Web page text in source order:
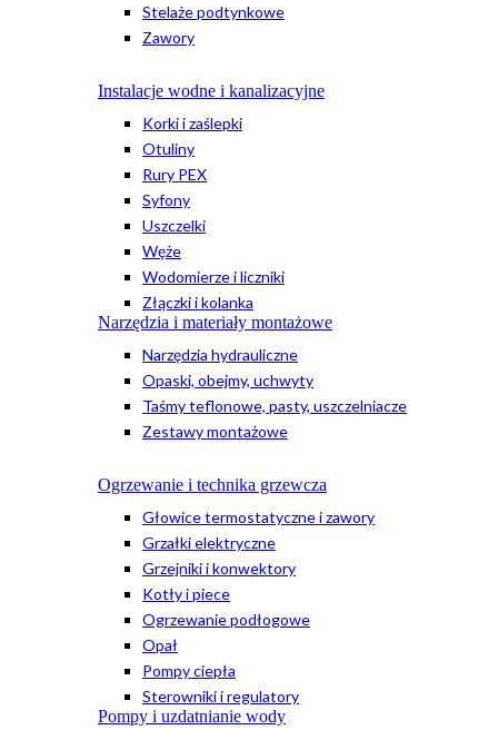
Stelaże podtynkowe
Zawory
Instalacje wodne i kanalizacyjne
Korki i zaślepki
Otuliny
Rury PEX
Syfony
Uszczelki
Węże
Wodomierze i liczniki
Złączki i kolanka
Narzędzia i materiały montażowe
Narzędzia hydrauliczne
Opaski, obejmy, uchwyty
Taśmy teflonowe, pasty, uszczelniacze
Zestawy montażowe
Ogrzewanie i technika grzewcza
Głowice termostatyczne i zawory
Grzałki elektryczne
Grzejniki i konwektory
Kotły i piece
Ogrzewanie podłogowe
Opał
Pompy ciepła
Sterowniki i regulatory
Pompy i uzdatnianie wody